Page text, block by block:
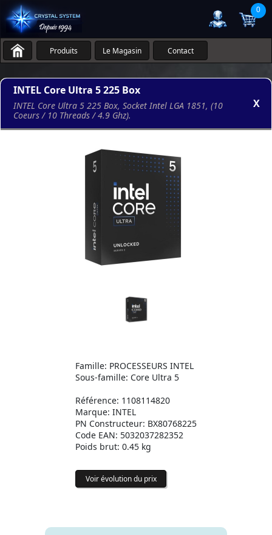
0
Produits Le Magasin Contact
INTEL Core Ultra 5 225 Box
INTEL Core Ultra 5 225 Box, Socket Intel LGA 1851, (10
Coeurs / 10 Threads / 4.9 Ghz).
X
Famille: PROCESSEURS INTEL
Sous-famille: Core Ultra 5
Référence: 1108114820
Marque: INTEL
PN Constructeur: BX80768225
Code EAN: 5032037282352
Poids brut: 0.45 kg
Voir évolution du prix